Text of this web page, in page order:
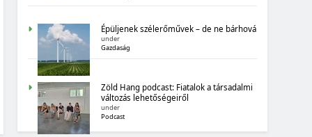
MAGYARORSZÁG SZÁMOKBAN
MAGYARORSZÁG SZÁMOKBAN: BOLDOGSÁG
Épüljenek szélerőművek – de ne bárhová
under
Gazdaság
Zöld Hang podcast: Fiatalok a társadalmi
változás lehetőségeiről
under
Podcast